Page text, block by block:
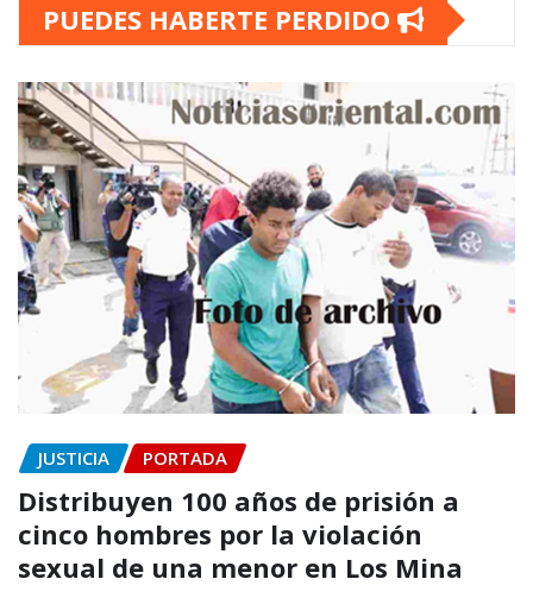
PUEDES HABERTE PERDIDO
JUSTICIA PORTADA
Distribuyen 100 años de prisión a
cinco hombres por la violación
sexual de una menor en Los Mina